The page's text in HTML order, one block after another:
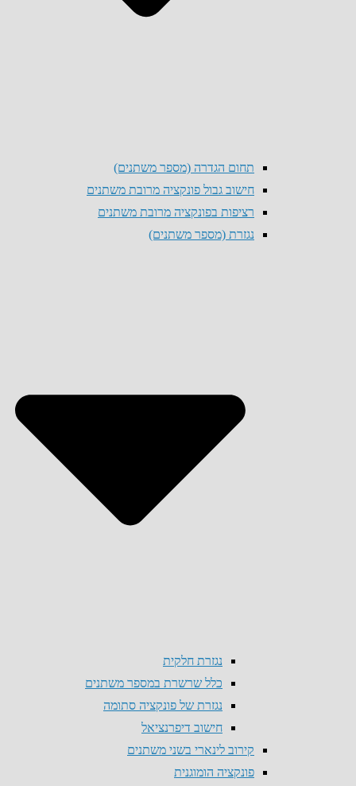
תחום הגדרה (מספר משתנים)
חישוב גבול פונקציה מרובת משתנים
רציפות בפונקציה מרובת משתנים
נגזרת (מספר משתנים)
נגזרת חלקית
כלל שרשרת במספר משתנים
נגזרת של פונקציה סתומה
חישוב דיפרנציאל
קירוב לינארי בשני משתנים
פונקציה הומוגנית